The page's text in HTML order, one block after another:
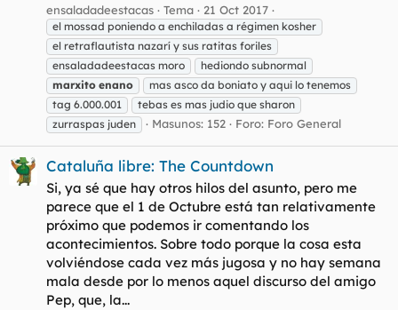
ensaladadeestacas Tema 21 Oct 2017
el mossad poniendo a enchiladas a régimen kosher
el retraflautista nazarí y sus ratitas foriles
ensaladadeestacas moro
hediondo subnormal
marxito enano
mas asco da boniato y aqui lo tenemos
tag 6.000.001
tebas es mas judio que sharon
zurraspas juden
Masunos: 152 Foro: Foro General
Cataluña libre: The Countdown
Si, ya sé que hay otros hilos del asunto, pero me
parece que el 1 de Octubre está tan relativamente
próximo que podemos ir comentando los
acontecimientos. Sobre todo porque la cosa esta
volviéndose cada vez más jugosa y no hay semana
mala desde por lo menos aquel discurso del amigo
Pep, que, la...